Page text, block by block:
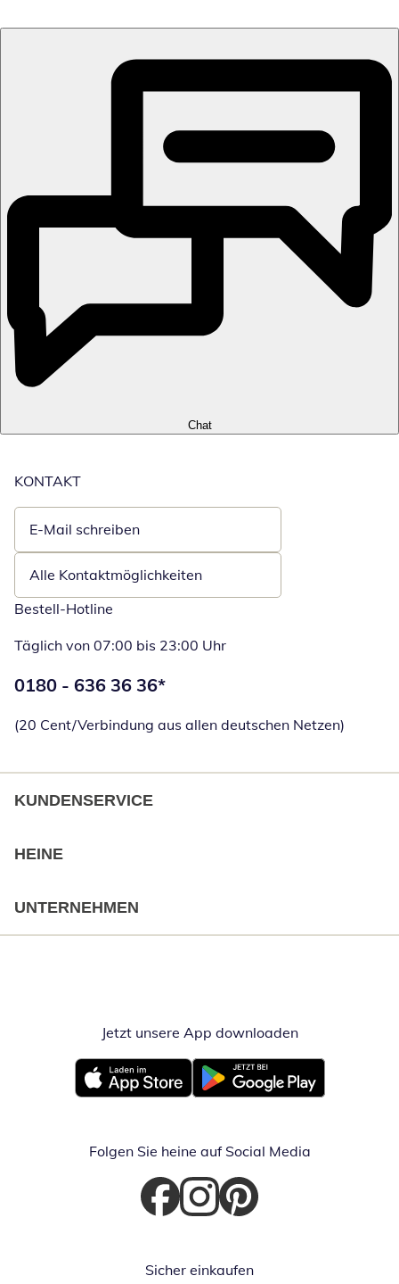
Chat
KONTAKT
E-Mail schreiben
Öffnet E-Mail-Client
Alle Kontaktmöglichkeiten
Bestell-Hotline
Täglich von 07:00 bis 23:00 Uhr
Telefonnummer:
0180 - 636 36 36*
(20 Cent/Verbindung aus allen deutschen Netzen)
KUNDENSERVICE
HEINE
UNTERNEHMEN
Jetzt unsere App downloadenÖffnet in
Öffnet in neuem FensterÖffnet in neuem Fenster
Folgen Sie heine auf Social Media
Öffnet in neuem Fenster
Öffnet in neuem Fenster
Öffnet in neuem Fenster
Sicher einkaufen